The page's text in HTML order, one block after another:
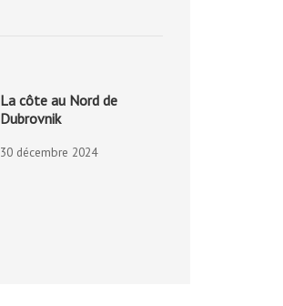
La côte au Nord de
Dubrovnik
30 décembre 2024